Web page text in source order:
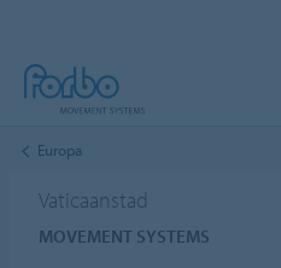
Europa
Vaticaanstad
MOVEMENT SYSTEMS